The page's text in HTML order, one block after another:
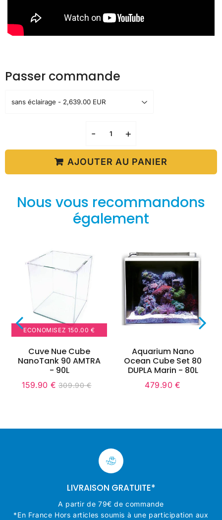
Passer commande
- +
AJOUTER AU PANIER
Nous vous recommandons
également
ECONOMISEZ 150.00 €
Cuve Nue Cube
NanoTank 90 AMTRA
- 90L
Prix
159.90 € 159.90
Prix
309.90 €309.90
Aquarium Nano
Ocean Cube Set 80
DUPLA Marin - 80L
Prix
479.90 €
LIVRAISON GRATUITE*
A partir de 79€ de commande
*En France Hors articles soumis à une participation aux